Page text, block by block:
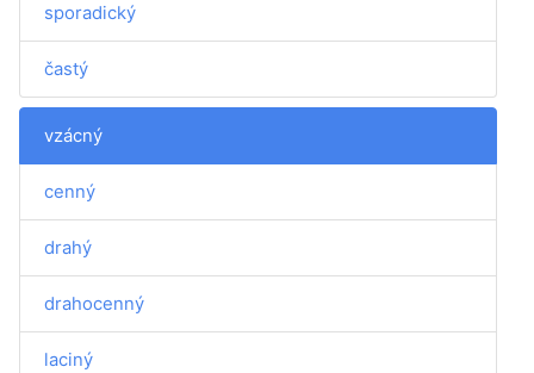
sporadický
častý
vzácný
cenný
drahý
drahocenný
laciný